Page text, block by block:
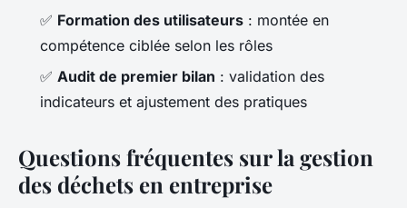
✅ Formation des utilisateurs : montée en
compétence ciblée selon les rôles
✅ Audit de premier bilan : validation des
indicateurs et ajustement des pratiques
Questions fréquentes sur la gestion
des déchets en entreprise